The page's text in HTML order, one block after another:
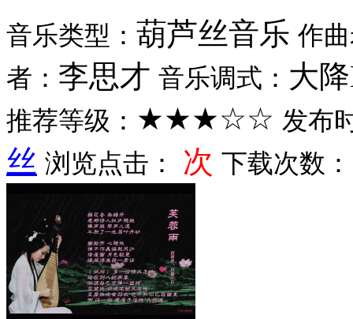
音乐类型： 葫芦丝音乐 作
者： 李思才 音乐调式： 大
推荐等级： ★★★☆☆ 发布
丝 浏览点击： 次 下载次数：